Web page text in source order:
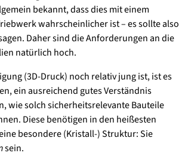
bekannt, dass dies mit einem
wahrscheinlicher ist – es sollte also
Daher sind die Anforderungen an die
natürlich hoch.
(3D­­‑Druck) noch relativ jung ist, ist es
ein ausreichend gutes Verständnis
wie solch sicherheitsrelevante Bauteile
Diese benötigen in den heißesten
besondere (Kristall-) Struktur: Sie
sein.